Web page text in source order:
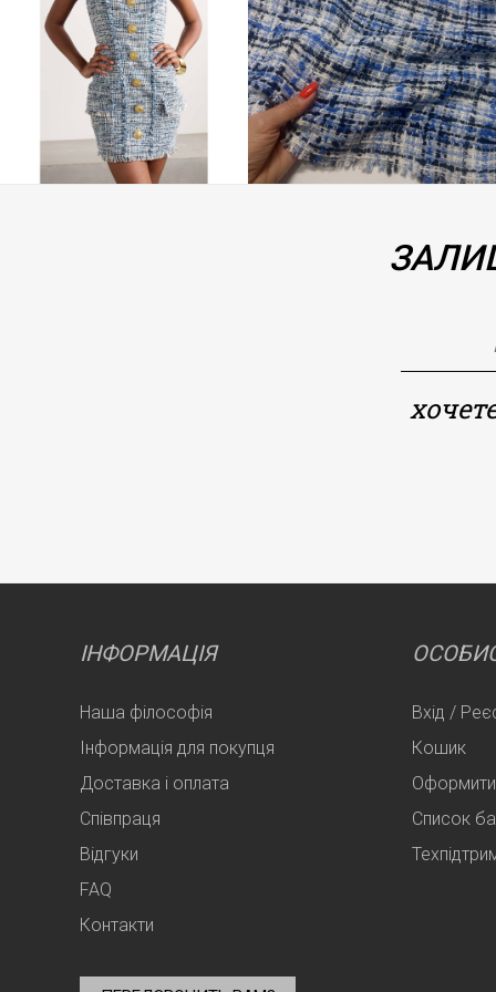
ІНФОРМАЦІЯ
Наша філософія
Інформація для покупця
Доставка і оплата
Співпраця
Відгуки
FAQ
Контакти
Вхід /
Кошик
Список